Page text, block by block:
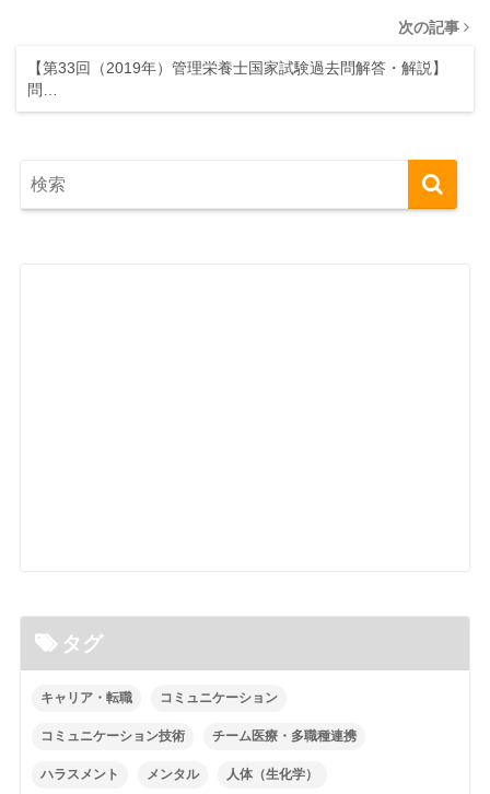
次の記事
【第33回（2019年）管理栄養士国家試験過去問解答・解説】
問…
タグ
キャリア・転職 コミュニケーション
コミュニケーション技術 チーム医療・多職種連携
ハラスメント メンタル 人体（生化学）